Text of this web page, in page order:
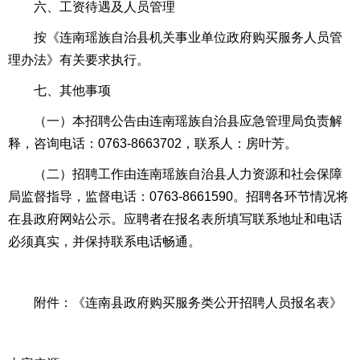
六、工资待遇及人员管理
按《连南瑶族自治县机关事业单位政府购买服务人员管
理办法》有关要求执行。
七、其他事项
（一）本招聘公告由连南瑶族自治县应急管理局负责解
释，咨询电话：0763-8663702，联系人：房叶芳。
（二）招聘工作由连南瑶族自治县人力资源和社会保障
局监督指导，监督电话：0763-8661590。招聘各环节情况将
在县政府网站公示。应聘者在报名表所填写联系地址和电话
必须真实，并保持联系电话畅通。
附件：《连南县政府购买服务类公开招聘人员报名表》